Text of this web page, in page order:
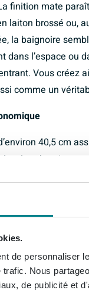
de personnaliser
Nous
de publicité et
finition mate
laiton brossé ou,
la baignoire
l’espace ou
Vous créez
comme un
40,5 cm
épaules. Avec
immerger
rendent le
ne vous asseyez
vous pouvez
qu’il s’agisse
de bain.
durable